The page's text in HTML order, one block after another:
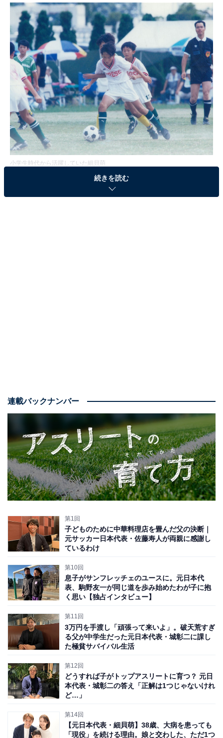
小学生時代から活躍していた細貝萌
その端正な顔立ちもあいまって、細貝萌には“エリートフ
ットボーラー”の印象がついてまわる。
ィープレーヤーとして活躍し、2010年9月には日本代表
としてデビューを飾った。中でも印象深いのは、2011年
1月のアジアカップだろう。準決勝の韓国戦、延長前半
に本田圭佑のPKのこぼれ球に鋭く反応して押し込んだ代
表初ゴールは、2大会ぶり4回目のアジア制覇へとつなが
る価値ある一撃だった。
このアジアカップ後からは活躍の場をヨーロッパに移
す。アウクスブルク、バイエル・レバークーゼン、ヘル
タ・ベルリンなど主にドイツのクラブでキャリアを重
ね、ブンデスリーガ1部で通算100試合以上の出場を果た
まさに「エリート」と呼ぶにふさわしい経歴の持ち主だ
が、しかし、決してその道のりは順風満帆だったわけで
はない。彼のサッカー人生を、いや“人間・細貝萌”を突
き動かす原動力となったのは、大切な家族、そして自ら
が経験した大きな病だった──。
38歳となった今も生まれ故郷のJリーグクラブ、ザスパ
群馬でプレーする細貝に、まずは幼少期を振り返っても
らった。
続きを読む
連載バックナンバー
第1回
子どものために中華料理店を畳んだ父の決断｜
元サッカー日本代表・佐藤寿人が両親に感謝し
ているわけ
第10回
息子がサンフレッチェのユースに。元日本代
表、駒野友一が同じ道を歩み始めたわが子に抱
く思い【独占インタビュー】
第11回
3万円を手渡し「頑張って来いよ」。破天荒すぎ
る父が中学生だった元日本代表・城彰二に課し
た極貧サバイバル生活
第12回
どうすれば子がトップアスリートに育つ？ 元日
本代表・城彰二の答え「正解は1つじゃないけれ
ど…」
第14回
【元日本代表・細貝萌】38歳、大病を患っても
「現役」を続ける理由。娘と交わした、ただ1つ